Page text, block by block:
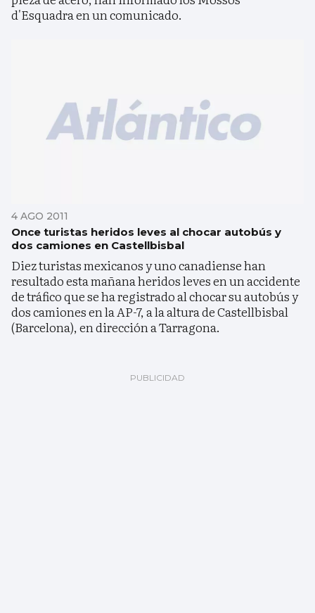
d'Esquadra en un comunicado.
4 AGO 2011
Once turistas heridos leves al chocar autobús y
dos camiones en Castellbisbal
Diez turistas mexicanos y uno canadiense han
resultado esta mañana heridos leves en un accidente
de tráfico que se ha registrado al chocar su autobús y
dos camiones en la AP-7, a la altura de Castellbisbal
(Barcelona), en dirección a Tarragona.